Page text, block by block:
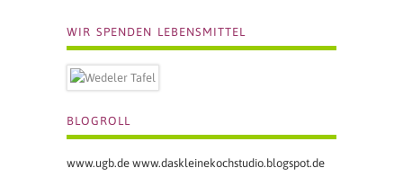
WIR SPENDEN LEBENSMITTEL
BLOGROLL
www.ugb.de www.daskleinekochstudio.blogspot.de